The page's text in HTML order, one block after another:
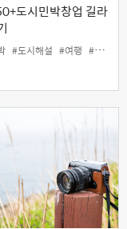
도시민박창업 길라
#도시해설 #여행 #창업